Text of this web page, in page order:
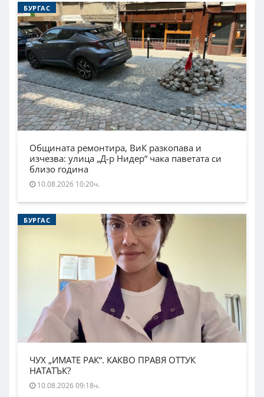
БУРГАС
Общината ремонтира, ВиК разкопава и
изчезва: улица „Д-р Нидер“ чака паветата си
близо година
10.08.2026 10:20ч.
БУРГАС
ЧУХ „ИМАТЕ РАК“. КАКВО ПРАВЯ ОТТУК
НАТАТЪК?
10.08.2026 09:18ч.